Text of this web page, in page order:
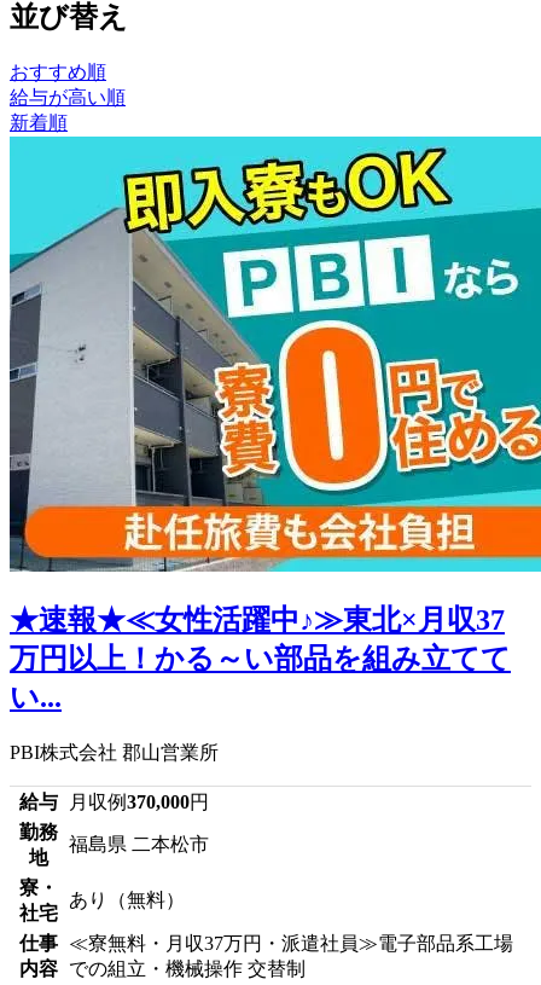
並び替え
おすすめ順
給与が高い順
新着順
★速報★≪女性活躍中♪≫東北×月収37
万円以上！かる～い部品を組み立てて
い...
PBI株式会社 郡山営業所
給与 月収例370,000円
勤務
地
福島県 二本松市
寮・
社宅
あり（無料）
仕事
内容
≪寮無料・月収37万円・派遣社員≫電子部品系工場
での組立・機械操作 交替制